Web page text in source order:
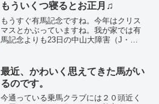
もういくつ寝るとお正月♫
もうすぐ有馬記念ですね。今年はクリス
マスとかぶっていますね。我が家では有
馬記念よりも23日の中山大障害（J・
うよりもいつものことですが、障害レー
スはいつもドキドキハラ...
最近、かわいく思えてきた馬がい
るのです。
今通っている乗馬クラブには２０頭近く